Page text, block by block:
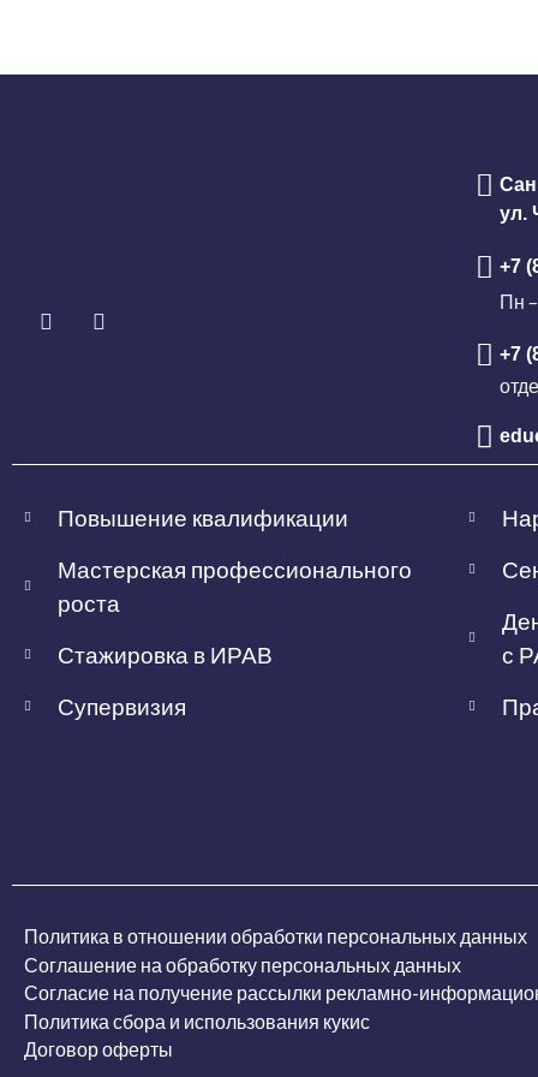
ул.
+7
Пн
+7
Повышение квалификации
Мастерская профессионального
роста
Стажировка в ИРАВ
Супервизия
с
Политика в отношении обработки персональных данных
Соглашение на обработку персональных данных
Согласие на получение рассылки рекламно-
Политика сбора и использования кукис
Договор оферты